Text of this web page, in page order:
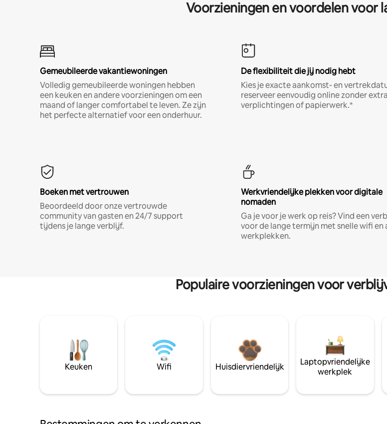
Voorzieningen en voordelen voor
Gemeubileerde vakantiewoningen
Volledig gemeubileerde woningen hebben
een keuken en andere voorzieningen om een
maand of langer comfortabel te leven. Ze zijn
het perfecte alternatief voor een onderhuur.
De flexibiliteit die jij nodig hebt
Kies je exacte aankomst- en
reserveer eenvoudig online zonder extra
verplichtingen of papierwerk.*
Boeken met vertrouwen
Beoordeeld door onze vertrouwde
community van gasten en 24/7 support
tijdens je lange verblijf.
Werkvriendelijke plekken voor digitale
nomaden
Ga je voor je werk op reis? Vind een
voor de lange termijn met snelle wifi en
werkplekken.
Populaire voorzieningen voor
Keuken Wifi Huisdiervriendelijk
Laptopvriendelijke
werkplek